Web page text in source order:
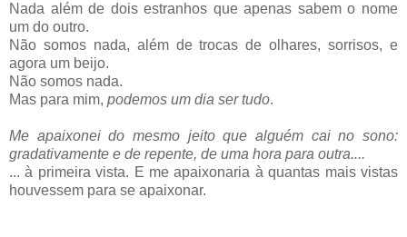
Nada além de dois estranhos que apenas sabem o nome
um do outro.
Não somos nada, além de trocas de olhares, sorrisos, e
agora um beijo.
Não somos nada.
Mas para mim, podemos um dia ser tudo.
Me apaixonei do mesmo jeito que alguém cai no sono:
gradativamente e de repente, de uma hora para outra....
... à primeira vista. E me apaixonaria à quantas mais vistas
houvessem para se apaixonar.